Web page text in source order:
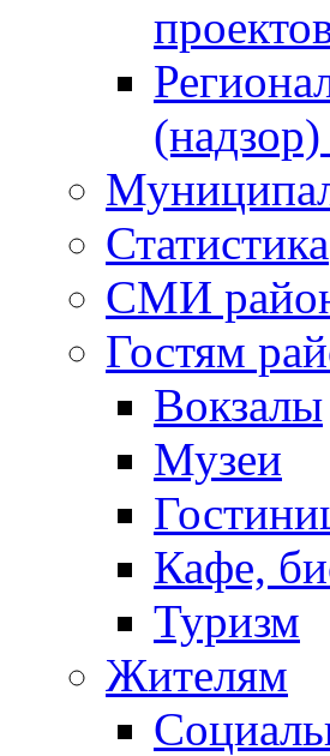
Статистика
СМИ
Гостям
Вокзалы
Музеи
Кафе,
Туризм
Жителям